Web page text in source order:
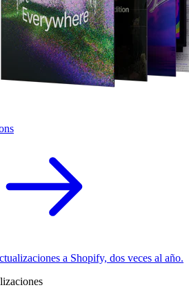
a Shopify, dos veces al año.